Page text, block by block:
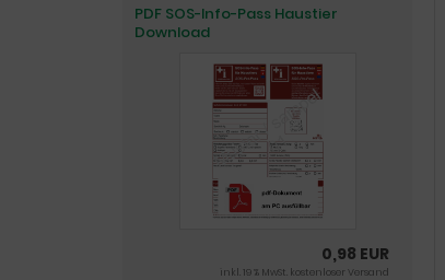
PDF SOS-Info-Pass Haustier
Download
0,98 EUR
inkl. 19 % MwSt. kostenloser Versand